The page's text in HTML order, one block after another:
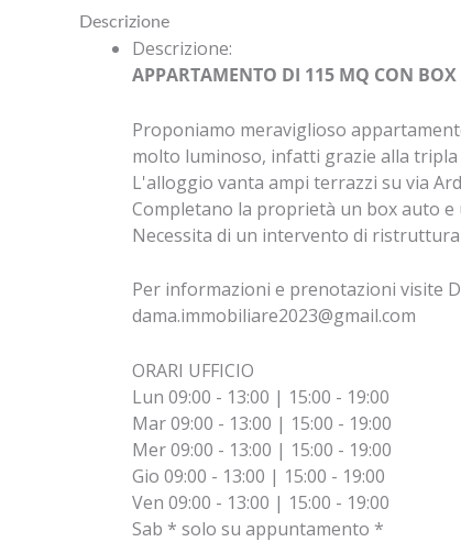
Descrizione
Descrizione:
APPARTAMENTO DI 115 MQ CON
Proponiamo meraviglioso
molto luminoso, infatti grazie alla
L'alloggio vanta ampi terrazzi su via
Completano la proprietà un box auto e
Necessita di un intervento di
Per informazioni e prenotazioni visite
dama.immobiliare2023@gmail.com
ORARI UFFICIO
Lun 09:00 - 13:00 | 15:00 - 19:00
Mar 09:00 - 13:00 | 15:00 - 19:00
Mer 09:00 - 13:00 | 15:00 - 19:00
Gio 09:00 - 13:00 | 15:00 - 19:00
Ven 09:00 - 13:00 | 15:00 - 19:00
Sab * solo su appuntamento *